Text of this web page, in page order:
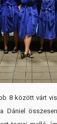
8 között várt
Dániel